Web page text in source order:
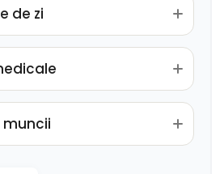
de zi
muncii